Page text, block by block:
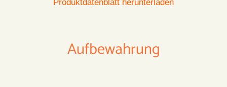
Produktdatenblatt herunterladen
Aufbewahrung